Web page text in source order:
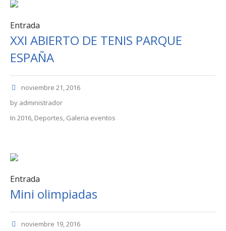
Entrada
XXI ABIERTO DE TENIS PARQUE
ESPAÑA
noviembre 21, 2016
by administrador
In 2016 Deportes Galeria eventos
Entrada
Mini olimpiadas
noviembre 19, 2016